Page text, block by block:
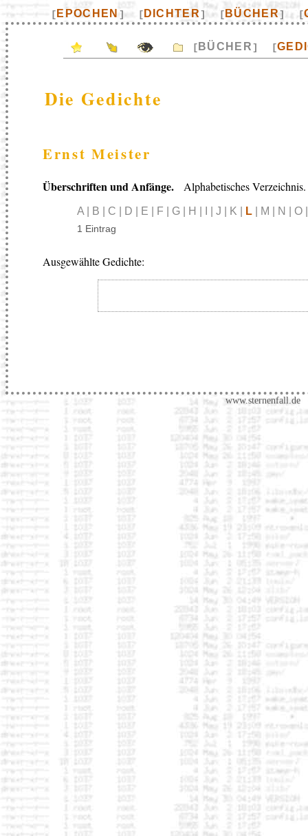
[ EPOCHEN ] [ DICHTER] [ BÜCHER] [
[ BÜCHER] [
Die Gedichte
Ernst Meister
Überschriften und Anfänge. Alphabetisches Verzeichnis.
A | B | C | D | E | F | G | H | I | J | K | L | M | N |
1 Eintrag
Ausgewählte Gedichte:
www.sternenfall.de